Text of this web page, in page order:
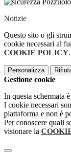
Notizie
Questo sito o gli
cookie necessari al
COOKIE POLICY.
Personalizza
Gestione cookie
In questa schermata
I cookie necessari
piattaforma e non è
Per conoscere quali
visionare la